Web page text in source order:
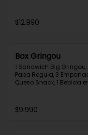
$12.990
Box Gringou
1 Sandwich Big Gringou,
Papa Regula, 3
Queso Snack, 1 Bebida
$9.990